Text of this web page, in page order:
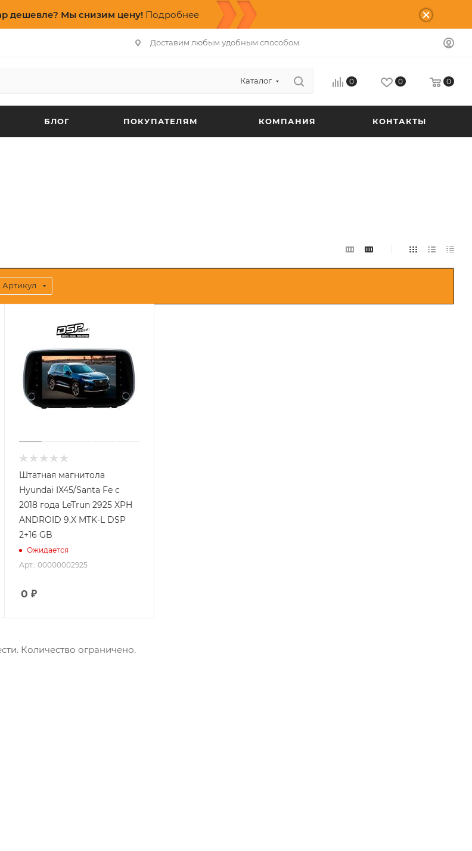
дешевле? Мы снизим цену! Подробнее
Доставим любым удобным способом.
Каталог 0 0 0
БЛОГ ПОКУПАТЕЛЯМ КОМПАНИЯ КОНТАКТЫ
Артикул
Штатная магнитола
Hyundai IX45/Santa Fe с
2018 года LeTrun 2925 XPH
ANDROID 9.X MTK-L DSP
2+16 GB
Ожидается
Арт.: 00000002925
0 ₽
Количество ограничено.